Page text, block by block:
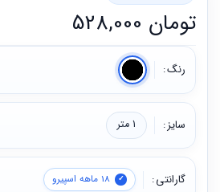
تومان
رنگ
سایز 1 متر
گارانتی 18 ماهه اسپیرو